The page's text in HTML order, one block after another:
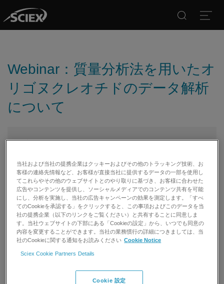
Webinar：質量分析法を用いたオ
リゴヌクレオチドのデータ解析
について
弊社イベント、学会、製品情報をご希望の方はメー
ルマガジン配信のご登録を行ってください。
メールマガジン登録
2023年5月11日（木） 13:30 -
2020年にCOVID-19のワクチンが承認されて以来、感染症ワク
チンやがんワクチン、遺伝子補充療法などの医薬品開発にｍ
当社および当社の提携企業はクッキーおよびその他のトラッキング技術、お
客様の連絡先情報など、お客様が直接当社に提供するデータの一部を使用し
てこれらやその他のウェブサイトとのやり取りに基づき、お客様に合わせた
広告やコンテンツを提供し、ソーシャルメディアでのコンテンツ共有を可能
にし、分析を実施し、当社の広告キャンペーンの効果を測定します。「すべ
てのCookieを承認する」をクリックすると、この事項およびこのデータを当
社の提携企業（以下のリンクをご覧ください）と共有することに同意しま
す。当社ウェブサイトの下部にある「Cookieの設定」から、いつでも同意の
内容を変更することができます。当社の業務慣行の詳細につきましては、当
社のCookieに関する通知をお読みください Cookie Notice
Sciex Cookie Partners Details
Cookie 設定